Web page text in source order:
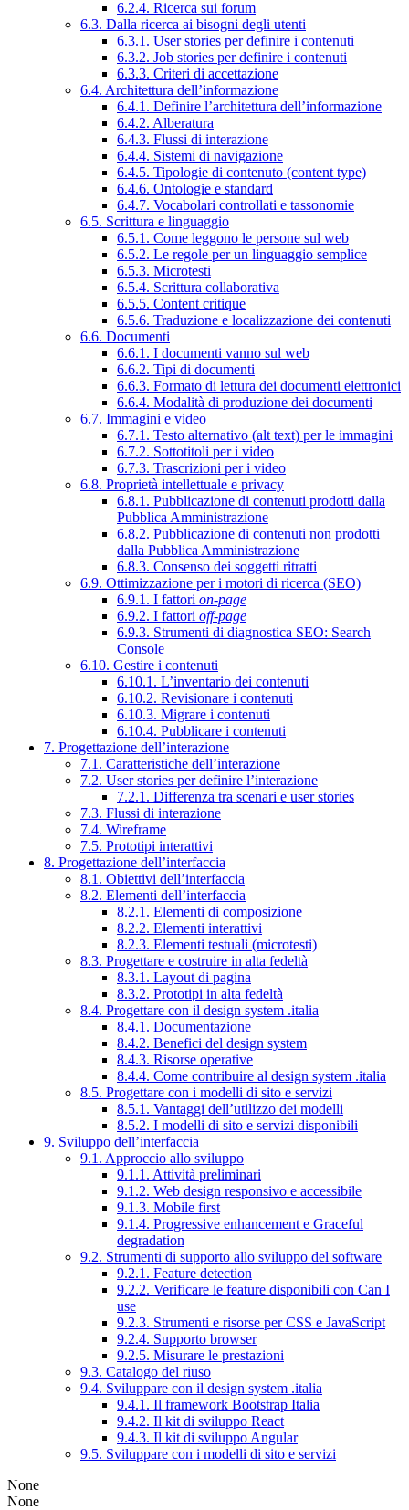
6.2.4. Ricerca sui forum
6.3. Dalla ricerca ai bisogni degli utenti
6.3.1. User stories per definire i contenuti
6.3.2. Job stories per definire i contenuti
6.3.3. Criteri di accettazione
6.4. Architettura dell’informazione
6.4.1. Definire l’architettura dell’informazione
6.4.2. Alberatura
6.4.3. Flussi di interazione
6.4.4. Sistemi di navigazione
6.4.5. Tipologie di contenuto (content type)
6.4.6. Ontologie e standard
6.4.7. Vocabolari controllati e tassonomie
6.5. Scrittura e linguaggio
6.5.1. Come leggono le persone sul web
6.5.2. Le regole per un linguaggio semplice
6.5.3. Microtesti
6.5.4. Scrittura collaborativa
6.5.5. Content critique
6.5.6. Traduzione e localizzazione dei contenuti
6.6. Documenti
6.6.1. I documenti vanno sul web
6.6.2. Tipi di documenti
6.6.3. Formato di lettura dei documenti elettronici
6.6.4. Modalità di produzione dei documenti
6.7. Immagini e video
6.7.1. Testo alternativo (alt text) per le immagini
6.7.2. Sottotitoli per i video
6.7.3. Trascrizioni per i video
6.8. Proprietà intellettuale e privacy
6.8.1. Pubblicazione di contenuti prodotti dalla
Pubblica Amministrazione
6.8.2. Pubblicazione di contenuti non prodotti
dalla Pubblica Amministrazione
6.8.3. Consenso dei soggetti ritratti
6.9. Ottimizzazione per i motori di ricerca (SEO)
6.9.1. I fattori on-page
6.9.2. I fattori off-page
6.9.3. Strumenti di diagnostica SEO: Search
Console
6.10. Gestire i contenuti
6.10.1. L’inventario dei contenuti
6.10.2. Revisionare i contenuti
6.10.3. Migrare i contenuti
6.10.4. Pubblicare i contenuti
7. Progettazione dell’interazione
7.1. Caratteristiche dell’interazione
7.2. User stories per definire l’interazione
7.2.1. Differenza tra scenari e user stories
7.3. Flussi di interazione
7.4. Wireframe
7.5. Prototipi interattivi
8. Progettazione dell’interfaccia
8.1. Obiettivi dell’interfaccia
8.2. Elementi dell’interfaccia
8.2.1. Elementi di composizione
8.2.2. Elementi interattivi
8.2.3. Elementi testuali (microtesti)
8.3. Progettare e costruire in alta fedeltà
8.3.1. Layout di pagina
8.3.2. Prototipi in alta fedeltà
8.4. Progettare con il design system .italia
8.4.1. Documentazione
8.4.2. Benefici del design system
8.4.3. Risorse operative
8.4.4. Come contribuire al design system .italia
8.5. Progettare con i modelli di sito e servizi
8.5.1. Vantaggi dell’utilizzo dei modelli
8.5.2. I modelli di sito e servizi disponibili
9. Sviluppo dell’interfaccia
9.1. Approccio allo sviluppo
9.1.1. Attività preliminari
9.1.2. Web design responsivo e accessibile
9.1.3. Mobile first
9.1.4. Progressive enhancement e Graceful
degradation
9.2. Strumenti di supporto allo sviluppo del software
9.2.1. Feature detection
9.2.2. Verificare le feature disponibili con Can I
use
9.2.3. Strumenti e risorse per CSS e JavaScript
9.2.4. Supporto browser
9.2.5. Misurare le prestazioni
9.3. Catalogo del riuso
9.4. Sviluppare con il design system .italia
9.4.1. Il framework Bootstrap Italia
9.4.2. Il kit di sviluppo React
9.4.3. Il kit di sviluppo Angular
9.5. Sviluppare con i modelli di sito e servizi
None
None